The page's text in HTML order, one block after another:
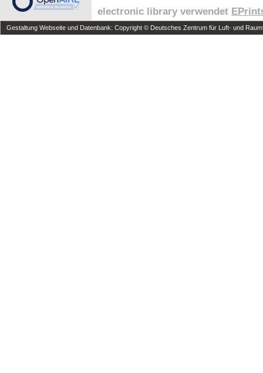
electronic library verwendet
Gestaltung Webseite und Datenbank: Copyright © Deutsches Zentrum für Luft- und